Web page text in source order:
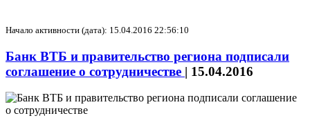
Начало активности (дата): 15.04.2016 22:56:10
Банк ВТБ и правительство региона подписали
соглашение о сотрудничестве | 15.04.2016